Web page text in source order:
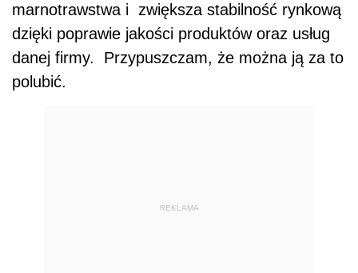
marnotrawstwa i zwiększa stabilność rynkową
dzięki poprawie jakości produktów oraz usług
danej firmy. Przypuszczam, że można ją za to
polubić.
REKLAMA